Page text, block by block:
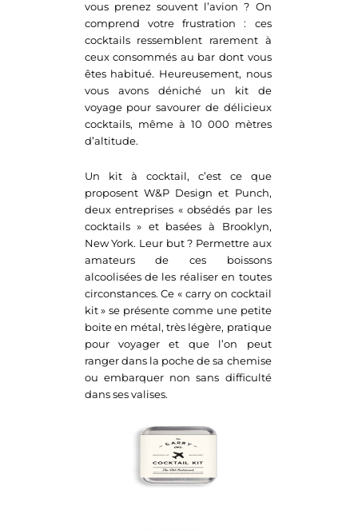
vous prenez souvent l’avion ? On
comprend votre frustration : ces
cocktails ressemblent rarement à
ceux consommés au bar dont vous
êtes habitué. Heureusement, nous
vous avons déniché un kit de
voyage pour savourer de délicieux
cocktails, même à 10 000 mètres
d’altitude.
Un kit à cocktail, c’est ce que
proposent W&P Design et Punch,
deux entreprises « obsédés par les
cocktails » et basées à Brooklyn,
New York. Leur but ? Permettre aux
amateurs de ces boissons
alcoolisées de les réaliser en toutes
circonstances. Ce « carry on cocktail
kit » se présente comme une petite
boite en métal, très légère, pratique
pour voyager et que l’on peut
ranger dans la poche de sa chemise
ou embarquer non sans difficulté
dans ses valises.